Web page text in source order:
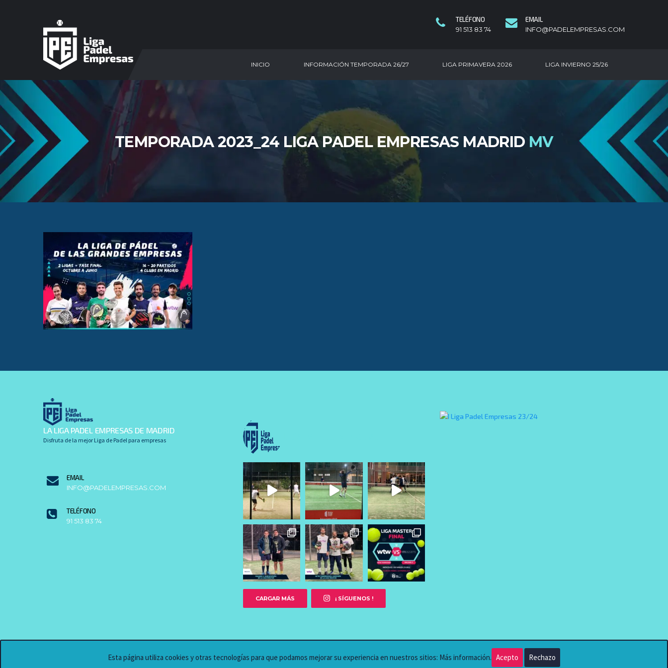
TELÉFONO
91 513 83 74
EMAIL
INFO@PADELEMPRESAS.COM
INICIO INFORMACIÓN TEMPORADA 26/27 LIGA PRIMAVERA 2026 LIGA INVIERNO 25/26
TEMPORADA 2023_24 LIGA PADEL EMPRESAS MADRID MV
LA LIGA PADEL EMPRESAS DE MADRID
Disfruta de la mejor Liga de Padel para empresas
EMAIL
INFO@PADELEMPRESAS.COM
TELÉFONO
91 513 83 74
CARGAR MÁS ¡ SÍGUENOS !
Esta página utiliza cookies y otras tecnologías para que podamos mejorar su experiencia en nuestros sitios: Más información. Acepto Rechazo